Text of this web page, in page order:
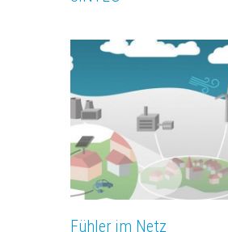
Fühler im Netz